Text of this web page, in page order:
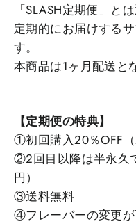
「SLASH定期便」と
定期的にお届けする
す。
本商品は1ヶ月配送と
【定期便の特典】
①初回購入20％OFF（
②2回目以降は半永久
円）
③送料無料
④フレーバーの変更